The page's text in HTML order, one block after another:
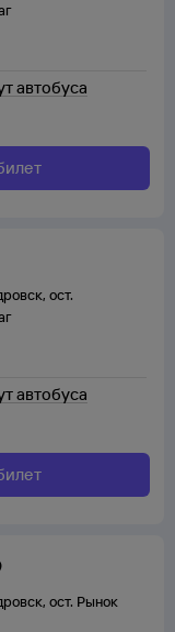
автобуса
, ост.
автобуса
, ост. Рынок